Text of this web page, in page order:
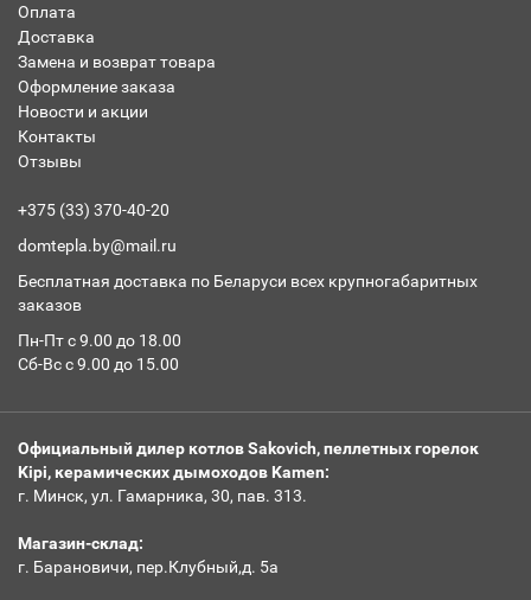
Оплата
Доставка
Замена и возврат товара
Оформление заказа
Новости и акции
Контакты
Отзывы
+375 (33) 370-40-20
domtepla.by@mail.ru
Бесплатная доставка по Беларуси всех крупногабаритных
заказов
Пн-Пт с 9.00 до 18.00
Сб-Вс с 9.00 до 15.00
Официальный дилер котлов Sakovich, пеллетных горелок
Kipi, керамических дымоходов Kamen:
г. Минск, ул. Гамарника, 30, пав. 313.
Магазин-склад:
г. Барановичи, пер.Клубный,д. 5а